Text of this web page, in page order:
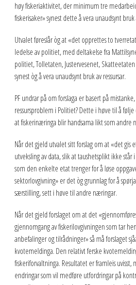
høy fiskeriaktivitet, der minimum tre
fiskerisaker» synest dette å vera unaudsynt bruk
Utvalet føreslår òg at «det opprettes to
ledelse av politiet, med deltakelse fra
politiet, Tolletaten, Justervesenet,
synest òg å vera unaudsynt bruk av ressursar.
PF undrar på om forslaga er basert på
ressursproblem i Politiet? Dette i høve til å følje
at fiskerinæringa blir handsama likt som andre
Når det gjeld utvalet sitt forslag om at «det gis
utveksling av data, slik at taushetsplikt ikke står
som den enkelte etat trenger for å løse
sektorlovgivning» er det òg grunnlag for å
særstilling, sett i høve til andre næringar.
Når det gjeld forslaget om at det
gjennomgang av fiskerilovgivningen som tar
anbefalinger og tilrådninger» så må forslaget
kvotemeldinga. Den relativt ferske
fiskeriforvaltninga. Resultatet er framleis
endringar som vil medføre utfordringar på